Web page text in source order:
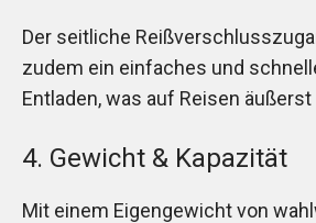
Der seitliche
zudem ein einfaches und
Entladen, was auf Reisen
4. Gewicht & Kapazität
Mit einem Eigengewicht von